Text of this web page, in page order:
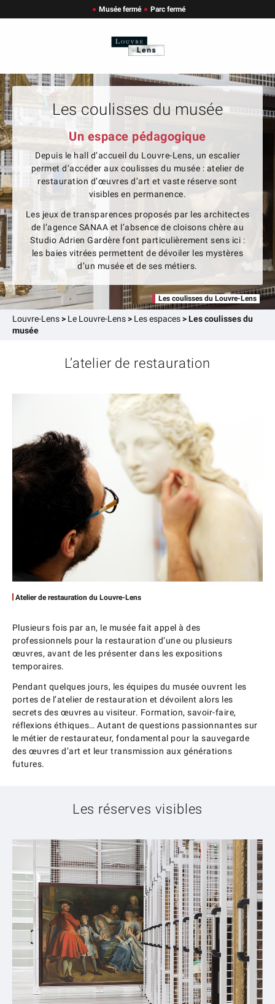
Musée fermé Parc fermé
Les coulisses du musée
Un espace pédagogique
Depuis le hall d’accueil du Louvre-Lens, un escalier
permet d’accéder aux coulisses du musée : atelier de
restauration d’œuvres d’art et vaste réserve sont
visibles en permanence.
Les jeux de transparences proposés par les architectes
de l’agence SANAA et l’absence de cloisons chère au
Studio Adrien Gardère font particulièrement sens ici :
les baies vitrées permettent de dévoiler les mystères
d’un musée et de ses métiers.
Les coulisses du Louvre-Lens
Louvre-Lens> Le Louvre-Lens> Les espaces>Les coulisses du
musée
L’atelier de restauration
Atelier de restauration du Louvre-Lens
Plusieurs fois par an, le musée fait appel à des
professionnels pour la restauration d’une ou plusieurs
œuvres, avant de les présenter dans les expositions
temporaires.
Pendant quelques jours, les équipes du musée ouvrent les
portes de l’atelier de restauration et dévoilent alors les
secrets des œuvres au visiteur. Formation, savoir-faire,
réflexions éthiques… Autant de questions passionnantes sur
le métier de restaurateur, fondamental pour la sauvegarde
des œuvres d’art et leur transmission aux générations
futures.
Les réserves visibles